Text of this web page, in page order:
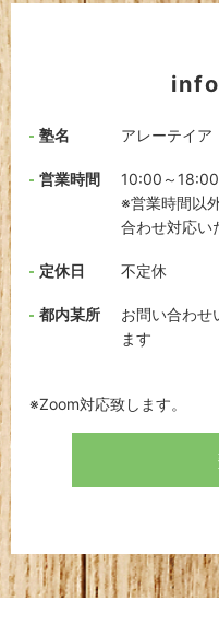
塾名 アレーテイア
営業時間
10:00～18:00
※営業時間以
合わせ対応い
定休日 不定休
都内某所
お問い合わせ
ます
※Zoom対応致します。